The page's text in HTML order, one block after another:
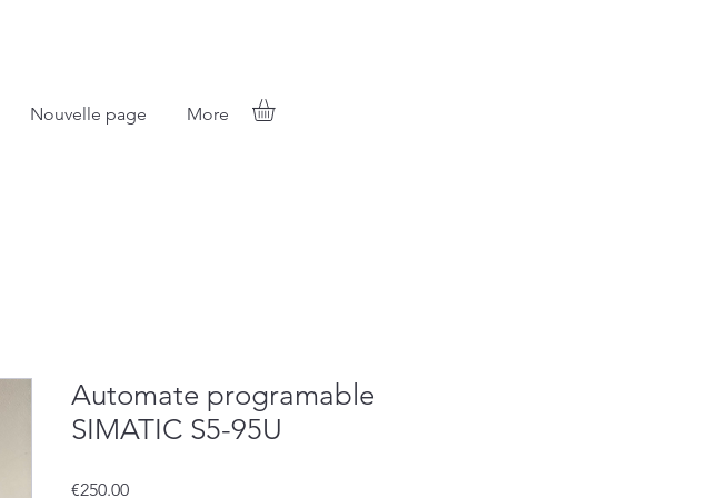
Nouvelle page More
Automate programable
SIMATIC S5-95U
€250.00Price